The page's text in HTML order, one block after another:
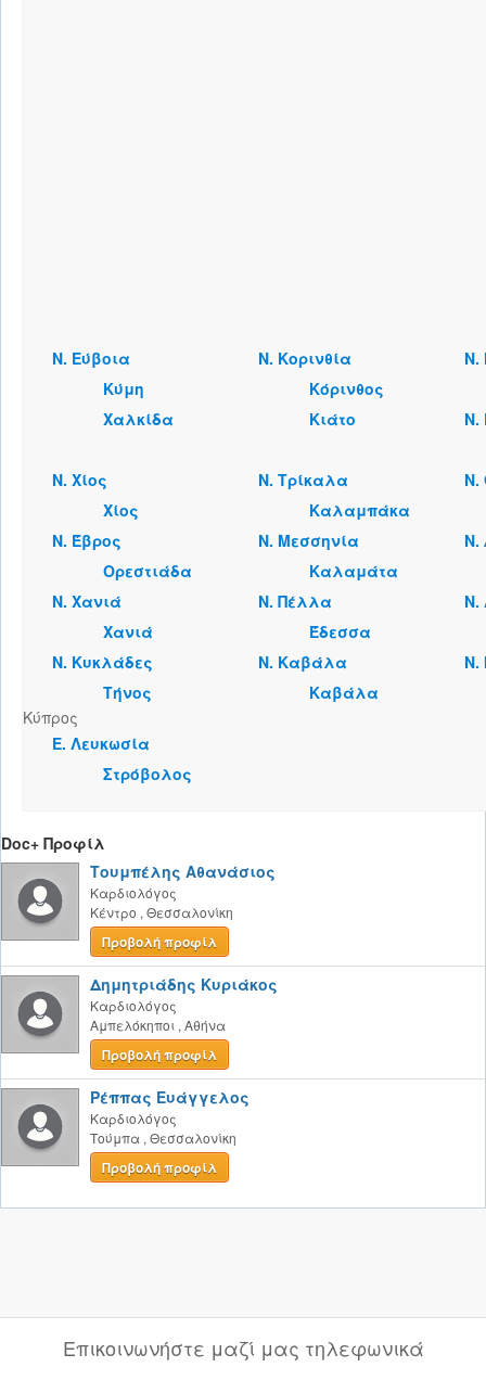
Ν. Εύβοια
Κύμη
Χαλκίδα
Ν. Κορινθία
Κόρινθος
Κιάτο
Ν.
Ν.
Ν. Χίος
Χίος
Ν. Τρίκαλα
Καλαμπάκα
Ν.
Ν. Έβρος
Ορεστιάδα
Ν. Μεσσηνία
Καλαμάτα
Ν.
Ν. Χανιά
Χανιά
Ν. Πέλλα
Έδεσσα
Ν.
Ν. Κυκλάδες
Τήνος
Ν. Καβάλα
Καβάλα
Ν.
Κύπρος
Ε. Λευκωσία
Στρόβολος
Doc+ Προφίλ
Τουμπέλης Αθανάσιος
Καρδιολόγος
Κέντρο , Θεσσαλονίκη
Προβολή προφίλ
Δημητριάδης Κυριάκος
Καρδιολόγος
Αμπελόκηποι , Αθήνα
Προβολή προφίλ
Ρέππας Ευάγγελος
Καρδιολόγος
Τούμπα , Θεσσαλονίκη
Προβολή προφίλ
Επικοινωνήστε μαζί μας τηλεφωνικά